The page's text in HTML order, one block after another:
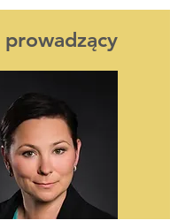
prowadzący